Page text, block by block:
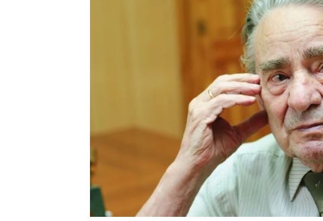
Смелость архитектурных идей.
Генеральный директор компании
ЗИАС — об эстетике городов,
трендах в фасадах и развитии рынка
Двухуровневые
Каким будет
«Белкур» в
ДОМА И